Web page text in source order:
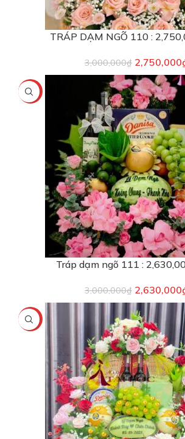
TRÁP DẠM NGÕ 110 :
3,000,000₫ 2,750,000
-12%
Tráp dạm ngõ 111 :
3,000,000₫ 2,630,000
-8%